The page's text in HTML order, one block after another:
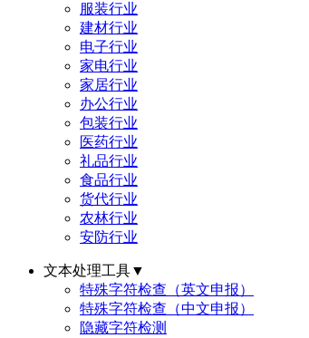
服装行业
建材行业
电子行业
家电行业
家居行业
办公行业
包装行业
医药行业
礼品行业
食品行业
货代行业
农林行业
安防行业
文本处理工具▼
特殊字符检查（英文申报）
特殊字符检查（中文申报）
隐藏字符检测